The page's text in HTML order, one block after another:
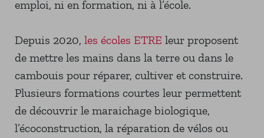
emploi, ni en formation, ni à l’école.
Depuis 2020, les écoles ETRE leur proposent
de mettre les mains dans la terre ou dans le
cambouis pour réparer, cultiver et construire.
Plusieurs formations courtes leur permettent
de découvrir le maraichage biologique,
l’écoconstruction, la réparation de vélos ou